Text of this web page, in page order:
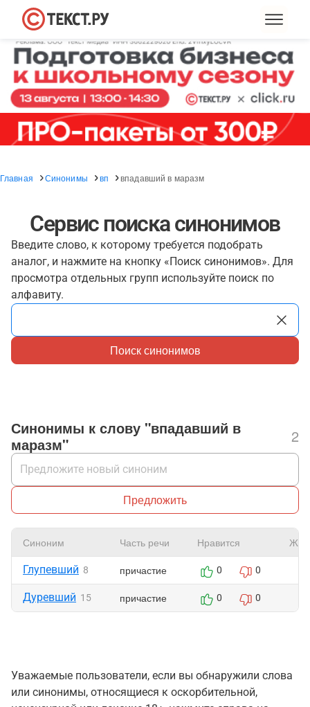
Главная Синонимы вп впадавший в маразм
Сервис поиска синонимов
Введите слово, к которому требуется подобрать
аналог, и нажмите на кнопку «Поиск синонимов». Для
просмотра отдельных групп используйте поиск по
алфавиту.
Поиск синонимов
Синонимы к слову "впадавший в
маразм"
2
Предложить
Синоним Часть речи Нравится
Глупевший 8 причастие 0 0
Дуревший 15 причастие 0 0
Уважаемые пользователи, если вы обнаружили слова
или синонимы, относящиеся к оскорбительной,